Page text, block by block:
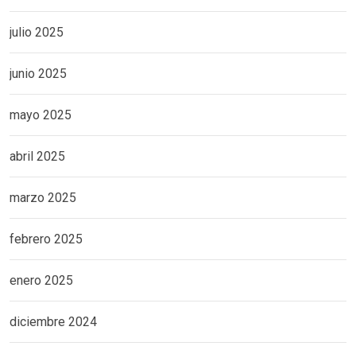
julio 2025
junio 2025
mayo 2025
abril 2025
marzo 2025
febrero 2025
enero 2025
diciembre 2024